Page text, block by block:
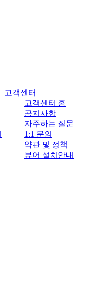
고객센터
고객센터 홈
공지사항
자주하는 질문
1:1 문의
약관 및 정책
뷰어 설치안내